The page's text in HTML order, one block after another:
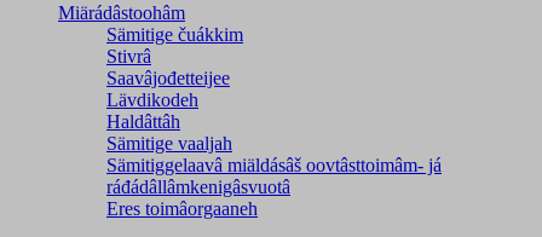
Miärádâstoohâm
Sämitige čuákkim
Stivrâ
Saavâjođetteijee
Lävdikodeh
Haldâttâh
Sämitige vaaljah
Sämitiggelaavâ miäldásâš oovtâsttoimâm- já
ráđádâllâmkenigâsvuotâ
Eres toimâorgaaneh